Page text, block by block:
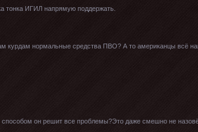
тонка ИГИЛ напрямую поддержать.
курдам нормальные средства ПВО? А то американцы всё
способом он решит все проблемы?Это даже смешно не